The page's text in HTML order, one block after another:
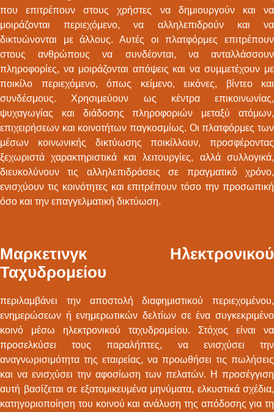
που επιτρέπουν στους χρήστες να δημιουργούν και να
μοιράζονται περιεχόμενο, να αλληλεπιδρούν και να
δικτυώνονται με άλλους. Αυτές οι πλατφόρμες επιτρέπουν
στους ανθρώπους να συνδέονται, να ανταλλάσσουν
πληροφορίες, να μοιράζονται απόψεις και να συμμετέχουν με
ποικίλο περιεχόμενο, όπως κείμενο, εικόνες, βίντεο και
συνδέσμους. Χρησιμεύουν ως κέντρα επικοινωνίας,
ψυχαγωγίας και διάδοσης πληροφοριών μεταξύ ατόμων,
επιχειρήσεων και κοινοτήτων παγκοσμίως. Οι πλατφόρμες των
μέσων κοινωνικής δικτύωσης ποικίλλουν, προσφέροντας
ξεχωριστά χαρακτηριστικά και λειτουργίες, αλλά συλλογικά,
διευκολύνουν τις αλληλεπιδράσεις σε πραγματικό χρόνο,
ενισχύουν τις κοινότητες και επιτρέπουν τόσο την προσωπική
όσο και την επαγγελματική δικτύωση.
Μαρκετινγκ Ηλεκτρονικού
Ταχυδρομείου
περιλαμβάνει την αποστολή διαφημιστικού περιεχομένου,
ενημερώσεων ή ενημερωτικών δελτίων σε ένα συγκεκριμένο
κοινό μέσω ηλεκτρονικού ταχυδρομείου. Στόχος είναι να
προσελκύσει τους παραλήπτες, να ενισχύσει την
αναγνωρισιμότητα της εταιρείας, να προωθήσει τις πωλήσεις
και να ενισχύσει την αφοσίωση των πελατών. Η προσέγγιση
αυτή βασίζεται σε εξατομικευμένα μηνύματα, ελκυστικά σχέδια,
κατηγοριοποίηση του κοινού και ανάλυση της απόδοσης για τη